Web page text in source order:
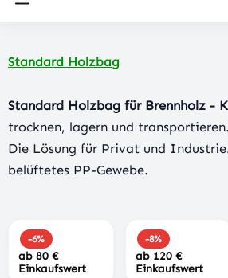
Standard Holzbag
Standard Holzbag für Brennholz -
trocknen, lagern und transportieren.
Die Lösung für Privat und
belüftetes PP-Gewebe.
-6%
ab 80 €
Einkaufswert
-8%
ab 120 €
Einkaufswert